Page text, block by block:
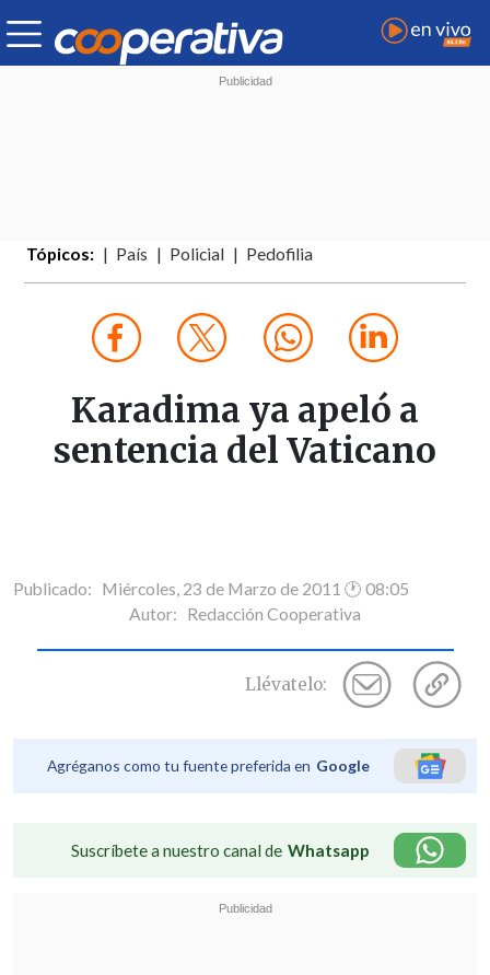
Tópicos: País Policial Pedofilia
Karadima ya apeló a
sentencia del Vaticano
Publicado: Miércoles, 23 de Marzo de 2011 🕐 08:05
Autor: Redacción Cooperativa
Llévatelo:
Agréganos como tu fuente preferida en Google
Suscríbete a nuestro canal de Whatsapp